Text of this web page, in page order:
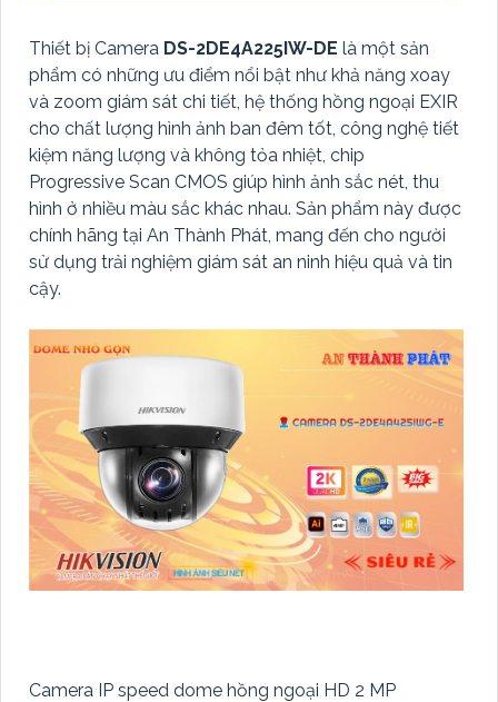
Thiết bị Camera DS-2DE4A225IW-DE là một sản
phẩm có những ưu điểm nổi bật như khả năng xoay
và zoom giám sát chi tiết, hệ thống hồng ngoại EXIR
cho chất lượng hình ảnh ban đêm tốt, công nghệ tiết
kiệm năng lượng và không tỏa nhiệt, chip
Progressive Scan CMOS giúp hình ảnh sắc nét, thu
hình ở nhiều màu sắc khác nhau. Sản phẩm này được
chính hãng tại An Thành Phát, mang đến cho người
sử dụng trải nghiệm giám sát an ninh hiệu quả và tin
cậy.
Camera IP speed dome hồng ngoại HD 2 MP